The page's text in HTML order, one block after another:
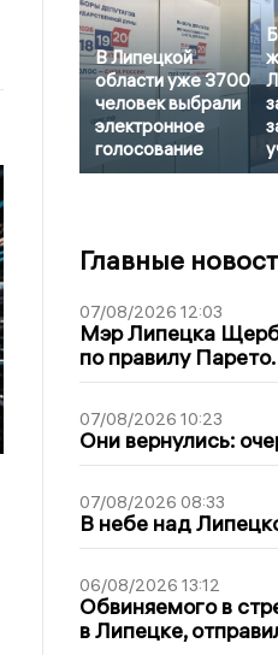
В Липецкой
области уже 3700
человек выбрали
электронное
голосование
Главные
07/08/2026 12:03
Мэр Липецка
по правилу
07/08/2026 10:23
Они вернулись:
07/08/2026 08:33
В небе над
06/08/2026 13:12
Обвиняемого в
в Липецке,